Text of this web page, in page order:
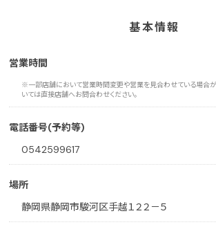
基本情報
営業時間
※一部店舗において営業時間変更や営業を見合わせている場合が
いては直接店舗へお問合わせください。
電話番号(予約等)
0542599617
場所
静岡県静岡市駿河区手越１２２－５